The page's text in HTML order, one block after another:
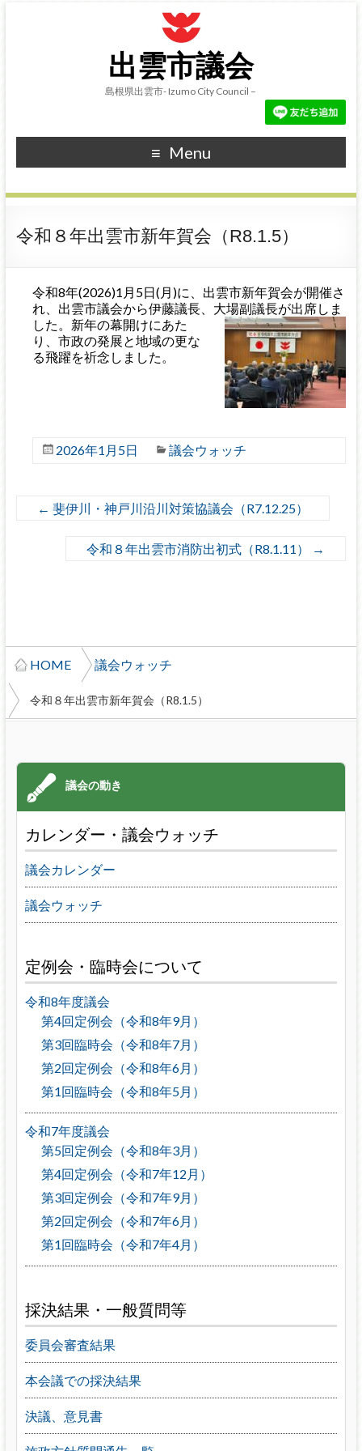
出雲市議会
島根県出雲市- Izumo City Council –
Menu
令和８年出雲市新年賀会（R8.1.5）
令和8年(2026)1月5日(月)に、出雲市新年賀会が開催さ
れ、出雲市議会から伊藤議長、大場副議長が出席しま
した。新年の幕開けにあた
り、市政の発展と地域の更な
る飛躍を祈念しました。
2026年1月5日 議会ウォッチ
← 斐伊川・神戸川沿川対策協議会（R7.12.25）
令和８年出雲市消防出初式（R8.1.11） →
HOME 議会ウォッチ
令和８年出雲市新年賀会（R8.1.5）
カレンダー・議会ウォッチ
議会カレンダー
議会ウォッチ
定例会・臨時会について
令和8年度議会
第4回定例会（令和8年9月）
第3回臨時会（令和8年7月）
第2回定例会（令和8年6月）
第1回臨時会（令和8年5月）
令和7年度議会
第5回定例会（令和8年3月）
第4回定例会（令和7年12月）
第3回定例会（令和7年9月）
第2回定例会（令和7年6月）
第1回臨時会（令和7年4月）
採決結果・一般質問等
委員会審査結果
本会議での採決結果
決議、意見書